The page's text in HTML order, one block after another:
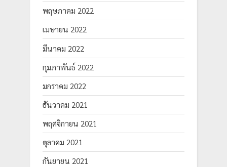
พฤษภาคม 2022
เมษายน 2022
มีนาคม 2022
กุมภาพันธ์ 2022
มกราคม 2022
ธันวาคม 2021
พฤศจิกายน 2021
ตุลาคม 2021
กันยายน 2021